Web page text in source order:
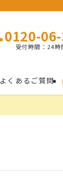
よくあるご質問
0120-
受付時間：24時